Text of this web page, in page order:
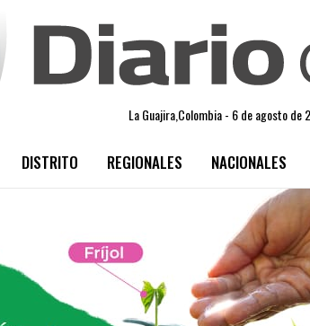
La Guajira,Colombia - 6 de agosto de
DISTRITO REGIONALES NACIONALES